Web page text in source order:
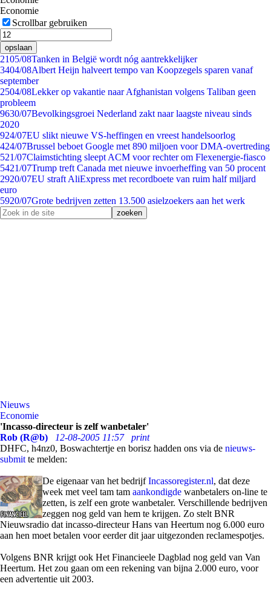
Economie
Scrollbar gebruiken
opslaan
2105/08Tanken in België wordt nóg aantrekkelijker
3404/08Albert Heijn halveert tempo van Koopzegels sparen vanaf
september
2504/08Lekker op vakantie naar Afghanistan volgens Taliban geen
probleem
9630/07Bevolkingsgroei Nederland zakt naar laagste niveau sinds
2020
924/07EU slikt nieuwe VS-heffingen en vreest handelsoorlog
424/07Brussel beboet Google met 890 miljoen voor DMA-overtreding
521/07Claimstichting sleept ACM voor rechter om Flexenergie-fiasco
5421/07Trump treft Canada met nieuwe invoerheffing van 50 procent
2920/07EU straft AliExpress met recordboete van ruim half miljard
euro
5920/07Grote bedrijven zetten 13.500 asielzoekers aan het werk
Nieuws
Economie
'Incasso-directeur is zelf wanbetaler'
Rob (R@b)
12-08-2005 11:57
print
DHFC, h4nz0, Boswachtertje en borisz hadden ons via de nieuws-
submit te melden:
De eigenaar van het bedrijfIncassoregister.nl, dat deze
week met veel tam tam aankondigde wanbetalers on-line te
zetten, is zelf een grote wanbetaler. Verschillende bedrijven
zeggen nog geld van hem te krijgen. Zo stelt BNR
Nieuwsradio dat incasso-directeur Hans van Heertum nog 6.000 euro
aan hen moet betalen voor eerder dit jaar uitgezonden reclamespotjes.
Volgens BNR krijgt ook Het Financieele Dagblad nog geld van Van
Heertum. Het zou gaan om een rekening van bijna 2.000 euro, voor
een advertentie uit 2003.